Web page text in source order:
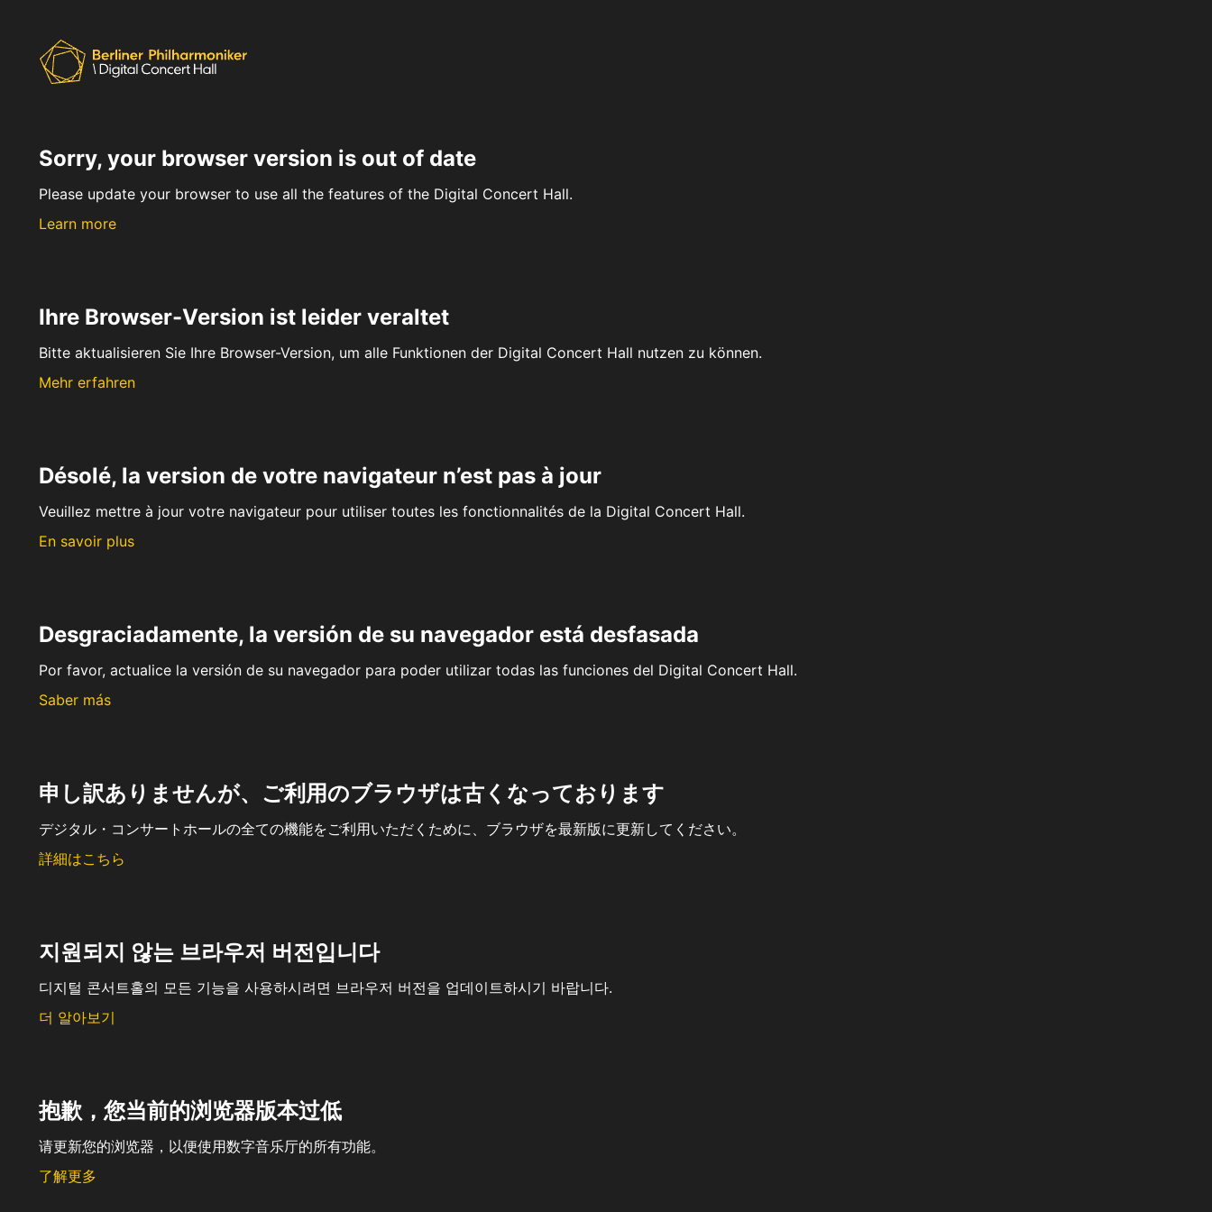
Sorry, your browser version is out of date
Please update your browser to use all the features of the Digital Concert Hall.
Learn more
Ihre Browser-Version ist leider veraltet
Bitte aktualisieren Sie Ihre Browser-Version, um alle Funktionen der Digital Concert Hall nutzen zu können.
Mehr erfahren
Désolé, la version de votre navigateur n’est pas à jour
Veuillez mettre à jour votre navigateur pour utiliser toutes les fonctionnalités de la Digital Concert Hall.
En savoir plus
Desgraciadamente, la versión de su navegador está desfasada
Por favor, actualice la versión de su navegador para poder utilizar todas las funciones del Digital Concert Hall.
Saber más
申し訳ありませんが、ご利用のブラウザは古くなっております
デジタル・コンサートホールの全ての機能をご利用いただくために、ブラウザを最新版に更新してください。
詳細はこちら
지원되지 않는 브라우저 버전입니다
디지털 콘서트홀의 모든 기능을 사용하시려면 브라우저 버전을 업데이트하시기 바랍니다.
더 알아보기
抱歉，您当前的浏览器版本过低
请更新您的浏览器，以便使用数字音乐厅的所有功能。
了解更多